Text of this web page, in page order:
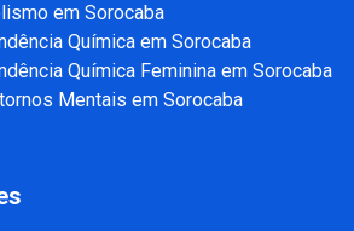
em Sorocaba
Química em Sorocaba
Química Feminina em Sorocaba
Mentais em Sorocaba